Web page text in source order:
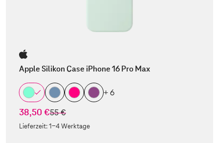
Apple Silikon Case iPhone 16 Pro Max
+ 6
38,50 €statt
55 €
Lieferzeit:1-4 Werktage